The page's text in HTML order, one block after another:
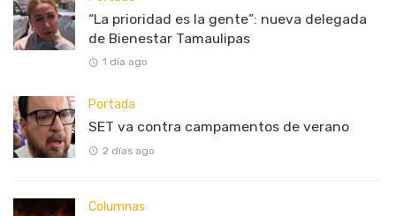
“La prioridad es la gente”: nueva delegada
de Bienestar Tamaulipas
1 día ago
Portada
SET va contra campamentos de verano
2 días ago
Columnas